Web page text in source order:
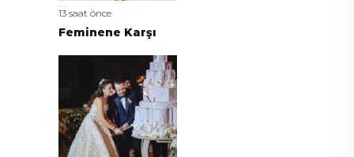
13 saat önce
Feminene Karşı